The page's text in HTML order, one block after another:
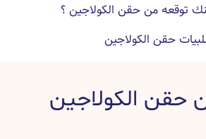
توقعه من حقن الكولاجين ؟
حقن الكولاجين
الكولاجين وبعده
حقن الكولاجين